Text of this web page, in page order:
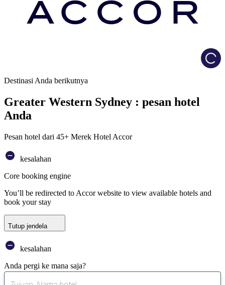
Destinasi Anda berikutnya
Greater Western Sydney : pesan hotel
Anda
Pesan hotel dari 45+ Merek Hotel Accor
kesalahan
Core booking engine
You’ll be redirected to Accor website to view available hotels and
book your stay
Tutup jendela
kesalahan
Anda pergi ke mana saja?